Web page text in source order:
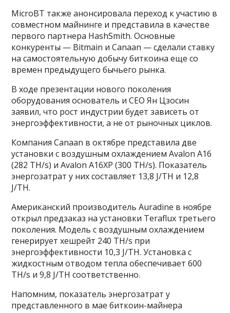
MicroBT также анонсировала переход к участию в
совместном майнинге и представила в качестве
первого партнера HashSmith. Основные
конкуренты — Bitmain и Canaan — сделали ставку
на самостоятельную добычу биткоина еще со
времен предыдущего бычьего рынка.
В ходе презентации нового поколения
оборудования основатель и CEO Ян Цзосин
заявил, что рост индустрии будет зависеть от
энергоэффективности, а не от рыночных циклов.
Компания Canaan в октябре представила две
установки с воздушным охлаждением Avalon A16
(282 TH/s) и Avalon A16XP (300 TH/s). Показатель
энергозатрат у них составляет 13,8 J/TH и 12,8
J/TH.
Американский производитель Auradine в ноябре
открыл предзаказ на установки Teraflux третьего
поколения. Модель с воздушным охлаждением
генерирует хешрейт 240 TH/s при
энергоэффективности 10,3 J/TH. Установка с
жидкостным отводом тепла обеспечивает 600
TH/s и 9,8 J/TH соответственно.
Напомним, показатель энергозатрат у
представленного в мае биткоин-майнера